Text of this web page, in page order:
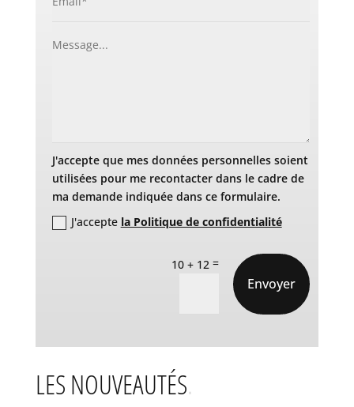
J'accepte que mes données personnelles soient
utilisées pour me recontacter dans le cadre de
ma demande indiquée dans ce formulaire.
J'accepte la Politique de confidentialité
10 + 12 =
Envoyer
LES NOUVEAUTÉS